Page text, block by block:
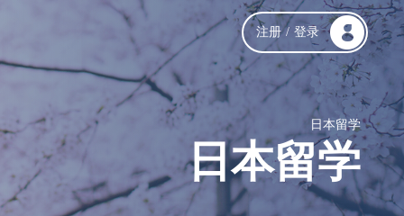
日本留学
日本留学
注册 / 登录